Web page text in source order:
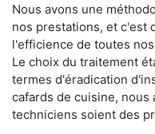
Nous avons une
nos prestations, et c'est
l'efficience de toutes
Le choix du traitement
termes d'éradication
cafards de cuisine, nous
techniciens soient des